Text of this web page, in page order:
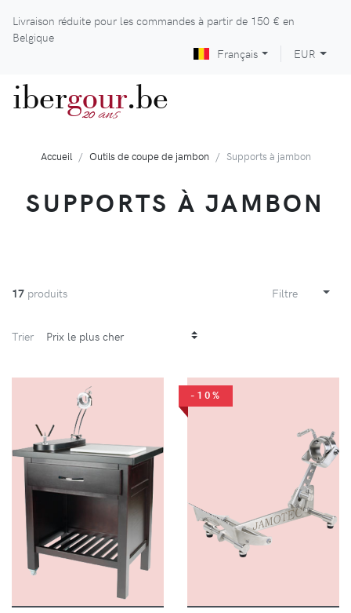
Livraison réduite pour les commandes à partir de 150 € en
Belgique
Français
EUR
ibergour
20 ans .be
Accueil Outils de coupe de jambon Supports à jambon
SUPPORTS À JAMBON
17 produits Filtre
Trier
-10%